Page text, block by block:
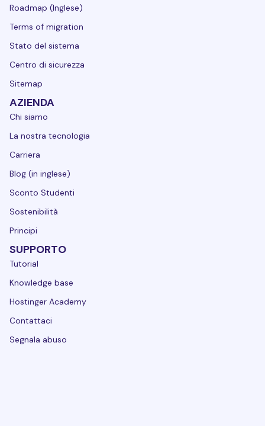
Roadmap (Inglese)
Terms of migration
Stato del sistema
Centro di sicurezza
Sitemap
AZIENDA
Chi siamo
La nostra tecnologia
Carriera
Blog (in inglese)
Sconto Studenti
Sostenibilità
Principi
SUPPORTO
Tutorial
Knowledge base
Hostinger Academy
Contattaci
Segnala abuso